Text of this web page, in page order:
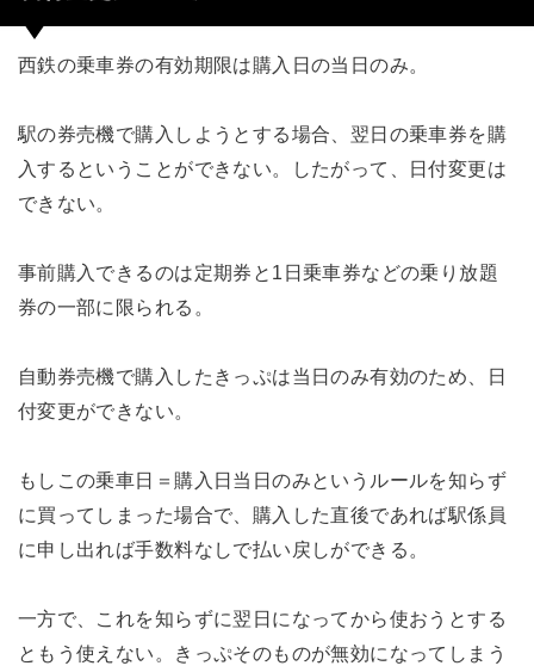
西鉄の乗車券の有効期限は購入日の当日のみ。
駅の券売機で購入しようとする場合、翌日の乗車券を購
入するということができない。したがって、日付変更は
できない。
事前購入できるのは定期券と1日乗車券などの乗り放題
券の一部に限られる。
自動券売機で購入したきっぷは当日のみ有効のため、日
付変更ができない。
もしこの乗車日＝購入日当日のみというルールを知らず
に買ってしまった場合で、購入した直後であれば駅係員
に申し出れば手数料なしで払い戻しができる。
一方で、これを知らずに翌日になってから使おうとする
ともう使えない。きっぷそのものが無効になってしまう